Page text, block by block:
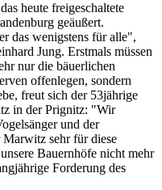
heute freigeschaltete
geäußert.
das wenigstens für alle",
Jung. Erstmals müssen
nur die bäuerlichen
offenlegen, sondern
freut sich der 53jährige
in der Prignitz: "Wir
und der
Marwitz sehr für diese
Bauernhöfe nicht mehr
Forderung des